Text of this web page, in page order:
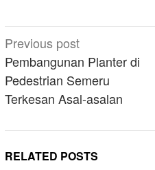
Post
navigation
Previous post
Pembangunan Planter di
Pedestrian Semeru
Terkesan Asal-asalan
RELATED POSTS